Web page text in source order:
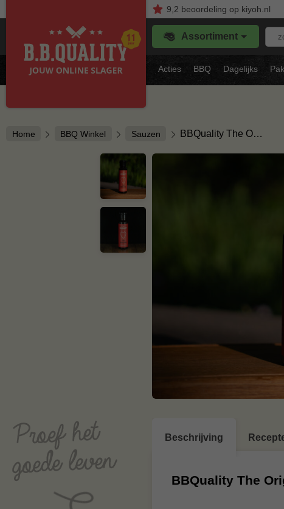
9,2 beoordelingop kiyoh.nl
Assortiment
Zoek
stuk
Acties BBQ Dagelijks
Home BBQ Winkel Sauzen BBQuality The O…
Beschrijving
BBQuality The